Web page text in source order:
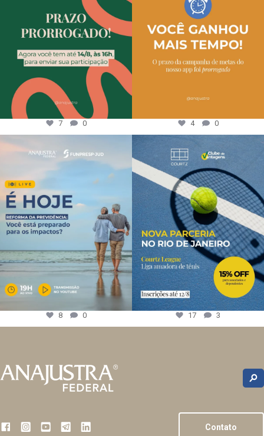
7 0 4 0
8 0 17 3
Contato